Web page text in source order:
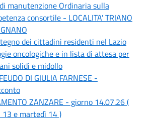
manutenzione Ordinaria sulla
consortile - LOCALITA' TRIANO
dei cittadini residenti nel Lazio
oncologiche e in lista di attesa per
solidi e midollo
DI GIULIA FARNESE -
ZANZARE - giorno 14.07.26 (
e martedì 14 )